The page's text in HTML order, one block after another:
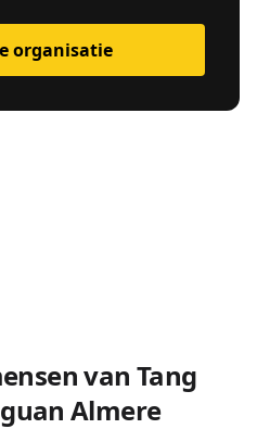
organisatie
van Tang
Almere